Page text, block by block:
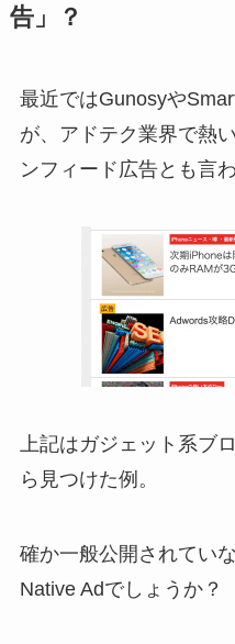
告」？
最近ではGunosyや
が、アドテク業界で熱
ンフィード広告とも言わ
上記はガジェット系ブ
ら見つけた例。
確か一般公開されてい
Native Adでしょうか？